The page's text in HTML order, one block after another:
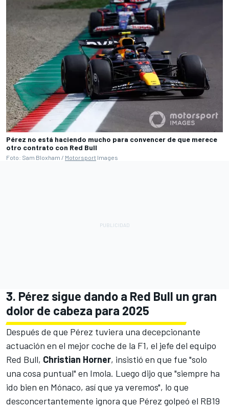
Pérez no está haciendo mucho para convencer de que merece
otro contrato con Red Bull
Foto: Sam Bloxham / Motorsport Images
3. Pérez sigue dando a Red Bull un gran
dolor de cabeza para 2025
Después de que Pérez tuviera una decepcionante
actuación en el mejor coche de la F1, el jefe del equipo
Red Bull, Christian Horner, insistió en que fue "solo
una cosa puntual" en Imola. Luego dijo que "siempre ha
ido bien en Mónaco, así que ya veremos", lo que
desconcertantemente ignora que Pérez golpeó el RB19